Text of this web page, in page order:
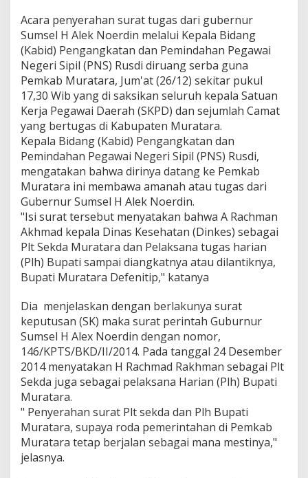
t
e
k
d
a
M
u
r
a
t
a
r
a
Acara penyerahan surat tugas dari gubernur
Sumsel H Alek Noerdin melalui Kepala Bidang
(Kabid) Pengangkatan dan Pemindahan Pegawai
Negeri Sipil (PNS) Rusdi diruang serba guna
Pemkab Muratara, Jum'at (26/12) sekitar pukul
17,30 Wib yang di saksikan seluruh kepala Satuan
Kerja Pegawai Daerah (SKPD) dan sejumlah Camat
yang bertugas di Kabupaten Muratara.
Kepala Bidang (Kabid) Pengangkatan dan
Pemindahan Pegawai Negeri Sipil (PNS) Rusdi,
mengatakan bahwa dirinya datang ke Pemkab
Muratara ini membawa amanah atau tugas dari
Gubernur Sumsel H Alek Noerdin.
"Isi surat tersebut menyatakan bahwa A Rachman
Akhmad kepala Dinas Kesehatan (Dinkes) sebagai
Plt Sekda Muratara dan Pelaksana tugas harian
(Plh) Bupati sampai diangkatnya atau dilantiknya,
Bupati Muratara Defenitip," katanya
Dia menjelaskan dengan berlakunya surat
keputusan (SK) maka surat perintah Guburnur
Sumsel H Alex Noerdin dengan nomor,
146/KPTS/BKD/II/2014. Pada tanggal 24 Desember
2014 menyatakan H Rachmad Rakhman sebagai Plt
Sekda juga sebagai pelaksana Harian (Plh) Bupati
Muratara.
" Penyerahan surat Plt sekda dan Plh Bupati
Muratara, supaya roda pemerintahan di Pemkab
Muratara tetap berjalan sebagai mana mestinya,"
jelasnya.